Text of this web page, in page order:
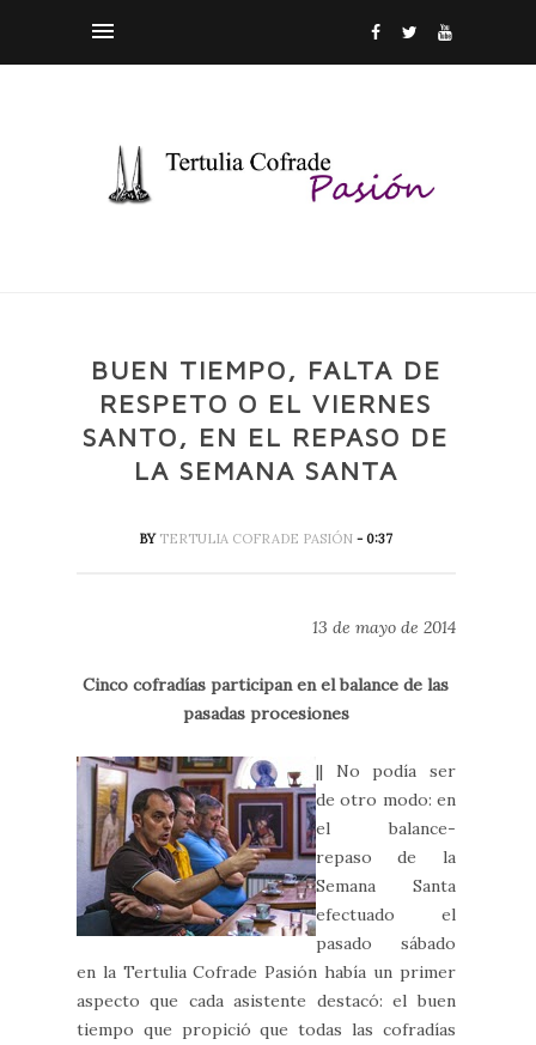
BUEN TIEMPO, FALTA DE
RESPETO O EL VIERNES
SANTO, EN EL REPASO DE
LA SEMANA SANTA
BY TERTULIA COFRADE PASIÓN- 0:37
13 de mayo de 2014
Cinco cofradías participan en el balance de las
pasadas procesiones
|| No podía ser
de otro modo: en
el balance-
repaso de la
Semana Santa
efectuado el
pasado sábado
en la Tertulia Cofrade Pasión había un primer
aspecto que cada asistente destacó: el buen
tiempo que propició que todas las cofradías